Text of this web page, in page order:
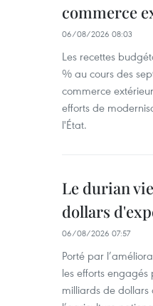
commerce
06/08/2026 08:03
Les recettes
% au cours des
commerce
efforts de
l'État.
Le durian
dollars
06/08/2026 07:57
Porté par
les efforts
milliards de dollars